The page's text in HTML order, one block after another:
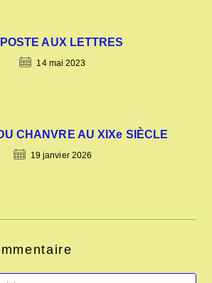
AUX LETTRES
14 mai 2023
CHANVRE AU XIXe SIÈCLE
19 janvier 2026